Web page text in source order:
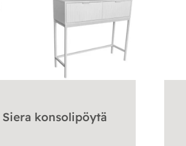
Siera konsolipöytä